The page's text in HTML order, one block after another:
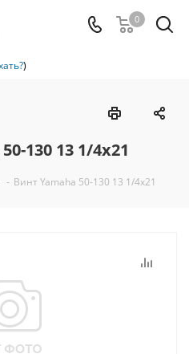
0
)
130 13 1/4x21
- Винт Yamaha 50-130 13 1/4x21